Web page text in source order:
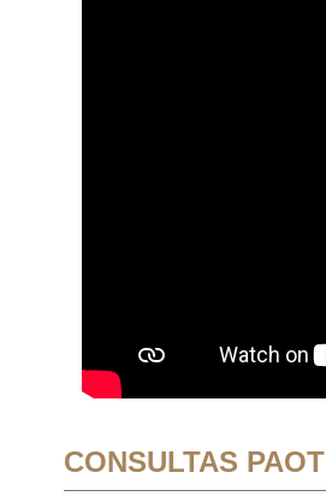
CONSULTAS PAOT